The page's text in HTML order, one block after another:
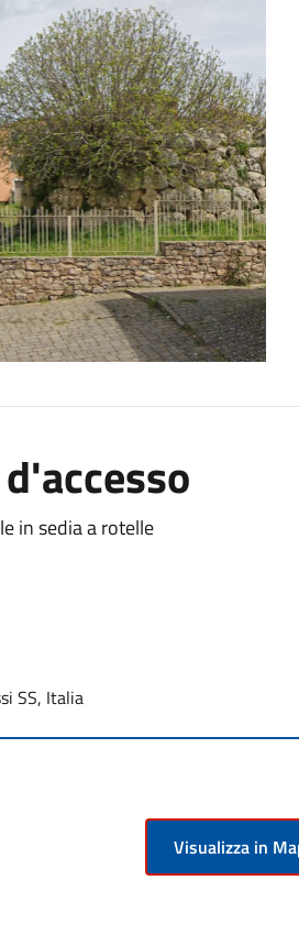
in sedia a rotelle
SS, Italia
Visualizza in